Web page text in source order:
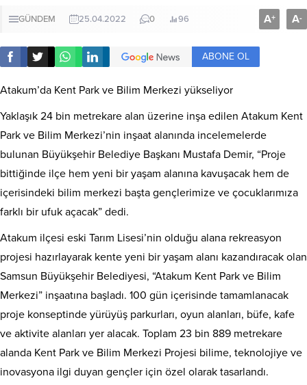
GÜNDEM 25.04.2022 0 96 A+ A-
ABONE OL
Atakum’da Kent Park ve Bilim Merkezi yükseliyor
Yaklaşık 24 bin metrekare alan üzerine inşa edilen Atakum Kent
Park ve Bilim Merkezi’nin inşaat alanında incelemelerde
bulunan Büyükşehir Belediye Başkanı Mustafa Demir, “Proje
bittiğinde ilçe hem yeni bir yaşam alanına kavuşacak hem de
içerisindeki bilim merkezi başta gençlerimize ve çocuklarımıza
farklı bir ufuk açacak” dedi.
Atakum ilçesi eski Tarım Lisesi’nin olduğu alana rekreasyon
projesi hazırlayarak kente yeni bir yaşam alanı kazandıracak olan
Samsun Büyükşehir Belediyesi, “Atakum Kent Park ve Bilim
Merkezi” inşaatına başladı. 100 gün içerisinde tamamlanacak
proje konseptinde yürüyüş parkurları, oyun alanları, büfe, kafe
ve aktivite alanları yer alacak. Toplam 23 bin 889 metrekare
alanda Kent Park ve Bilim Merkezi Projesi bilime, teknolojiye ve
inovasyona ilgi duyan gençler için özel olarak tasarlandı.